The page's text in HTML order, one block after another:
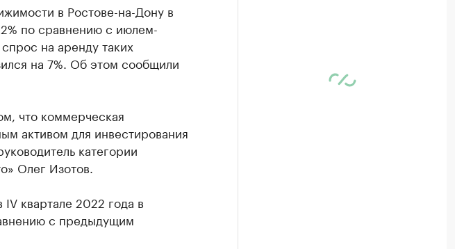
в Ростове-на-Дону в
по сравнению с июлем-
на аренду таких
на 7%. Об этом сообщили
что коммерческая
активом для инвестирования
категории
Олег Изотов.
квартале 2022 года в
с предыдущим